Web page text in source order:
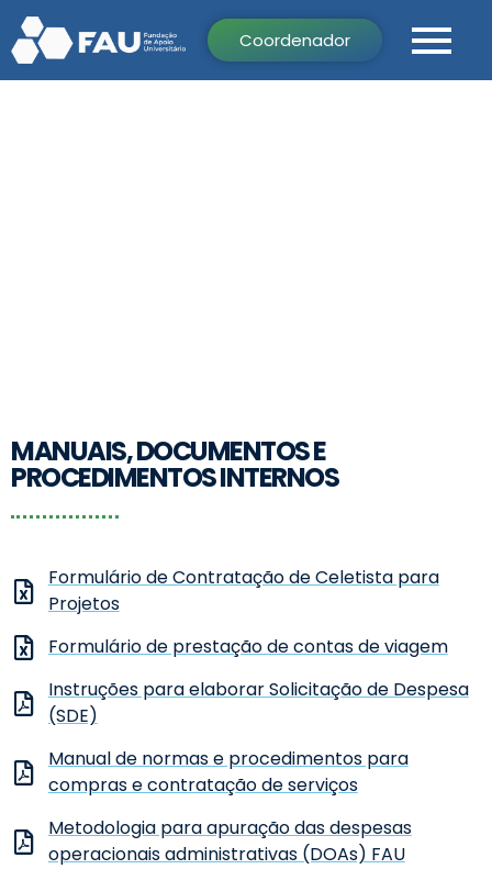
Coordenador
PROCEDIMENTOS
MANUAIS, DOCUMENTOS E
PROCEDIMENTOS INTERNOS
Formulário de Contratação de Celetista para
Projetos
Formulário de prestação de contas de viagem
Instruções para elaborar Solicitação de Despesa
(SDE)
Manual de normas e procedimentos para
compras e contratação de serviços
Metodologia para apuração das despesas
operacionais administrativas (DOAs) FAU